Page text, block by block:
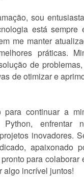
sou
está sempre
me manter
práticas.
de
de otimizar e
para continuar a
Python, enfrentar
inovadores.
apaixonado
para colaborar
algo incrível juntos!